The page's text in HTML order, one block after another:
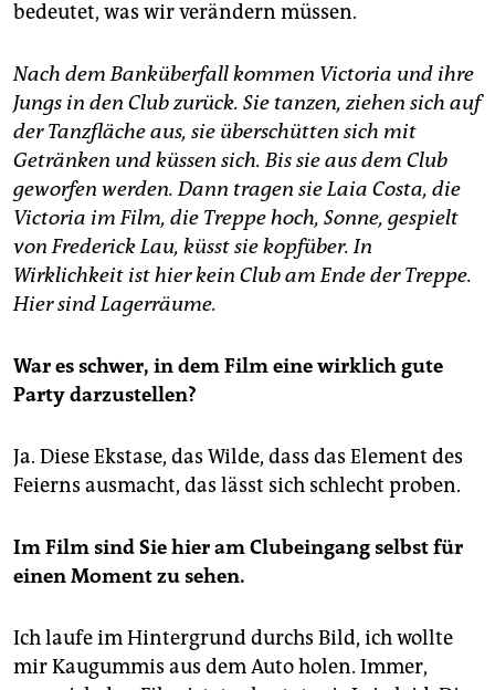
bedeutet, was wir verändern müssen.
Nach dem Banküberfall kommen Victoria und ihre
Jungs in den Club zurück. Sie tanzen, ziehen sich auf
der Tanzfläche aus, sie überschütten sich mit
Getränken und küssen sich. Bis sie aus dem Club
geworfen werden. Dann tragen sie Laia Costa, die
Victoria im Film, die Treppe hoch, Sonne, gespielt
von Frederick Lau, küsst sie kopfüber. In
Wirklichkeit ist hier kein Club am Ende der Treppe.
Hier sind Lagerräume.
War es schwer, in dem Film eine wirklich gute
Party darzustellen?
Ja. Diese Ekstase, das Wilde, dass das Element des
Feierns ausmacht, das lässt sich schlecht proben.
Im Film sind Sie hier am Clubeingang selbst für
einen Moment zu sehen.
Ich laufe im Hintergrund durchs Bild, ich wollte
mir Kaugummis aus dem Auto holen. Immer,